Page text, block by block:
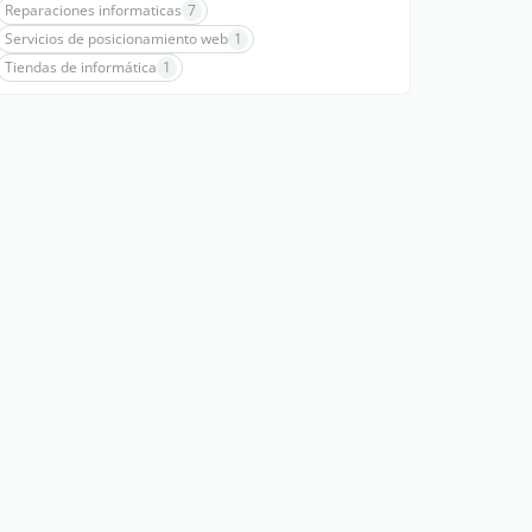
Reparaciones informaticas 7
Servicios de posicionamiento web 1
Tiendas de informática 1